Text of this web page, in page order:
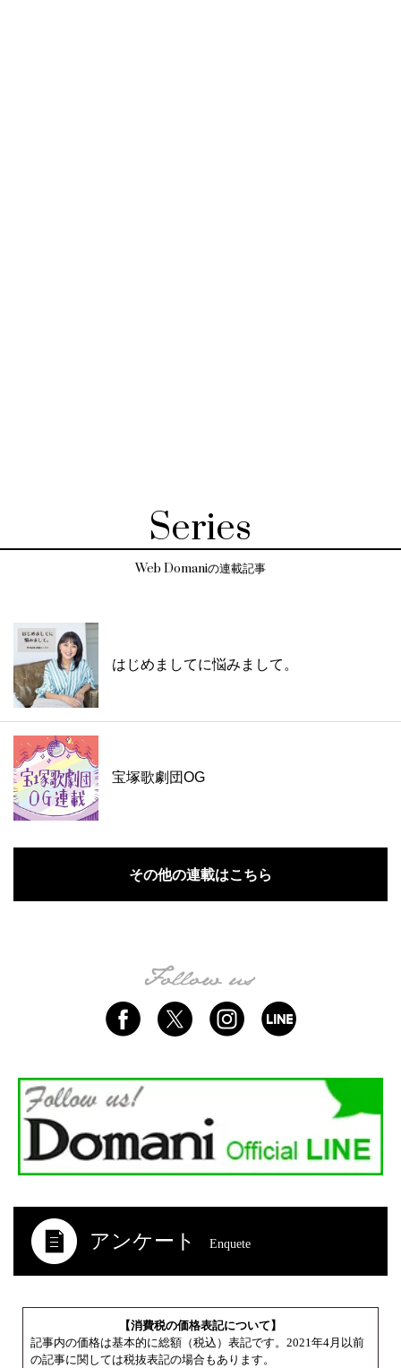
Series
Web Domaniの連載記事
はじめましてに悩みまして。
宝塚歌劇団OG
その他の連載はこちら
アンケート Enquete
【消費税の価格表記について】
記事内の価格は基本的に総額（税込）表記です。2021年4月以前
の記事に関しては税抜表記の場合もあります。